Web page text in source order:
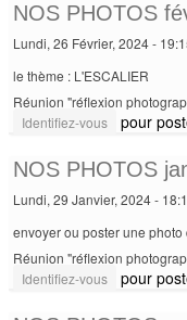
NOS PHOTOS
Lundi, 26 Février, 2024 -
le thème : L'ESCALIER
Réunion "réflexion
Identifiez-vous pour
NOS PHOTOS
Lundi, 29 Janvier, 2024 -
envoyer ou poster une
Réunion "réflexion
Identifiez-vous pour